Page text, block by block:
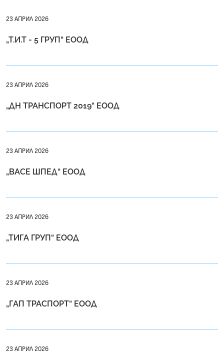
23 АПРИЛ 2026
„Т.И.Т - 5 ГРУП“ ЕООД
23 АПРИЛ 2026
„ДН ТРАНСПОРТ 2019“ ЕOОД
23 АПРИЛ 2026
„ВАСЕ ШПЕД“ ЕООД
23 АПРИЛ 2026
„ТИГА ГРУП“ ЕООД
23 АПРИЛ 2026
„ГАП ТРАСПОРТ“ ЕООД
23 АПРИЛ 2026